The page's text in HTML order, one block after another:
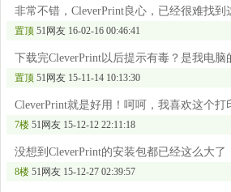
非常不错，CleverPrint良心，已经很难找
置顶 51网友 16-02-16 00:46:41
下载完CleverPrint以后提示有毒？是我电
置顶 51网友 15-11-14 10:13:30
CleverPrint就是好用！呵呵，我喜欢这个打
7楼 51网友 15-12-12 22:11:18
没想到CleverPrint的安装包都已经这么大
8楼 51网友 15-12-27 02:39:57